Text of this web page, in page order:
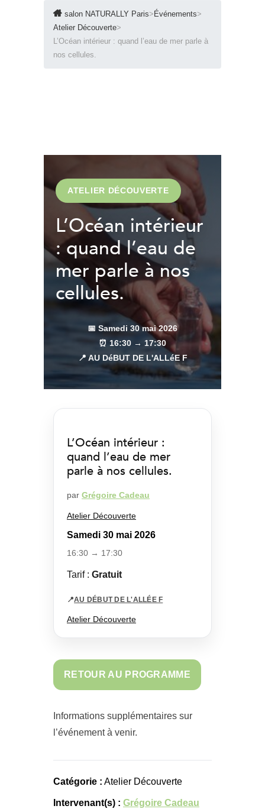
salon NATURALLY Paris> Événements>
Atelier Découverte>
L’Océan intérieur : quand l’eau de mer parle à
nos cellules.
ATELIER DÉCOUVERTE
L’Océan intérieur
: quand l’eau de
mer parle à nos
cellules.
📅 Samedi 30 mai 2026
⏰ 16:30 → 17:30
📍 AU DéBUT DE L'ALLéE F
L’Océan intérieur :
quand l’eau de mer
parle à nos cellules.
par Grégoire Cadeau
Atelier Découverte
Samedi 30 mai 2026
16:30 → 17:30
Tarif : Gratuit
📍AU DÉBUT DE L'ALLÉE F
Atelier Découverte
RETOUR AU PROGRAMME
Informations supplémentaires sur
l’événement à venir.
Catégorie : Atelier Découverte
Intervenant(s) : Grégoire Cadeau